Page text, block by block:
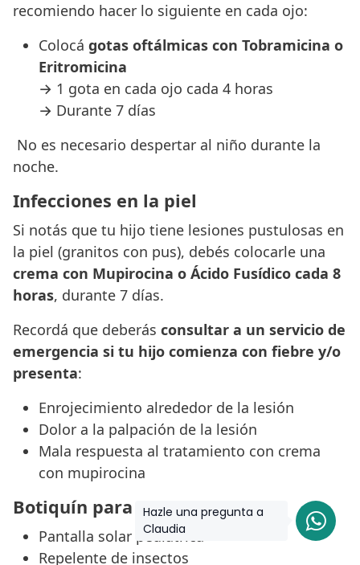
recomiendo hacer lo siguiente en cada ojo:
Colocá gotas oftálmicas con Tobramicina o
Eritromicina
→ 1 gota en cada ojo cada 4 horas
→ Durante 7 días
No es necesario despertar al niño durante la
noche.
Infecciones en la piel
Si notás que tu hijo tiene lesiones pustulosas en
la piel (granitos con pus), debés colocarle una
crema con Mupirocina o Ácido Fusídico cada 8
horas, durante 7 días.
Recordá que deberás consultar a un servicio de
emergencia si tu hijo comienza con fiebre y/o
presenta:
Enrojecimiento alrededor de la lesión
Dolor a la palpación de la lesión
Mala respuesta al tratamiento con crema
con mupirocina
Botiquín para las vacaciones
Pantalla solar pediátrica
Repelente de insectos
Hazle una pregunta a
Claudia